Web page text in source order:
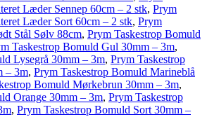
Læder Sennep 60cm – 2 stk, Prym
Læder Sort 60cm – 2 stk, Prym
Stål Sølv 88cm, Prym Taskestrop Bomuld
Taskestrop Bomuld Gul 30mm – 3m,
Lysegrå 30mm – 3m, Prym Taskestrop
– 3m, Prym Taskestrop Bomuld Marineblå
Bomuld Mørkebrun 30mm – 3m,
Orange 30mm – 3m, Prym Taskestrop
, Prym Taskestrop Bomuld Sort 30mm –